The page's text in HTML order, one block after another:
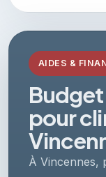
AIDES &
pour
À Vincennes,